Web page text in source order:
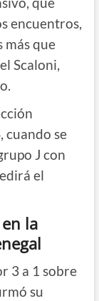
encuentros,
más que
Scaloni,
cuando se
J con
el
la
3 a 1 sobre
su